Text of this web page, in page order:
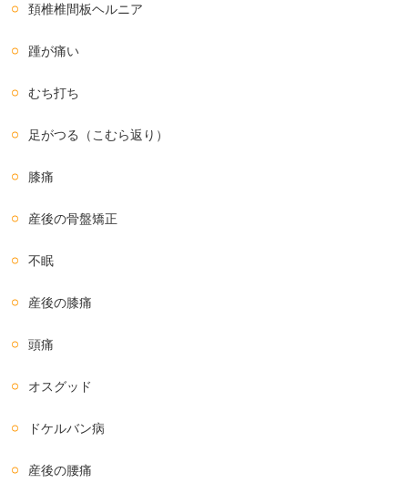
頚椎椎間板ヘルニア
踵が痛い
むち打ち
足がつる（こむら返り）
膝痛
産後の骨盤矯正
不眠
産後の膝痛
頭痛
オスグッド
ドケルバン病
産後の腰痛